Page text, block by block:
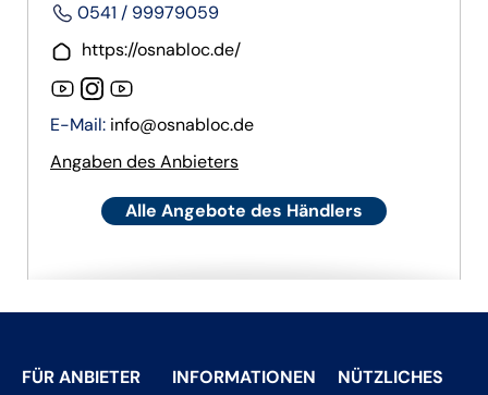
0541 / 99979059
https://osnabloc.de/
E-Mail: info@osnabloc.de
Angaben des Anbieters
Alle Angebote des Händlers
FÜR ANBIETER INFORMATIONEN NÜTZLICHES